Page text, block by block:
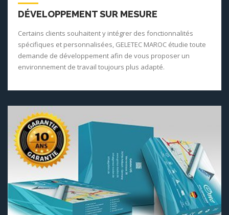
DÉVELOPPEMENT SUR MESURE
Certains clients souhaitent y intégrer des fonctionnalités
spécifiques et personnalisées, GELETEC MAROC étudie toute
demande de développement afin de vous proposer un
environnement de travail toujours plus adapté.